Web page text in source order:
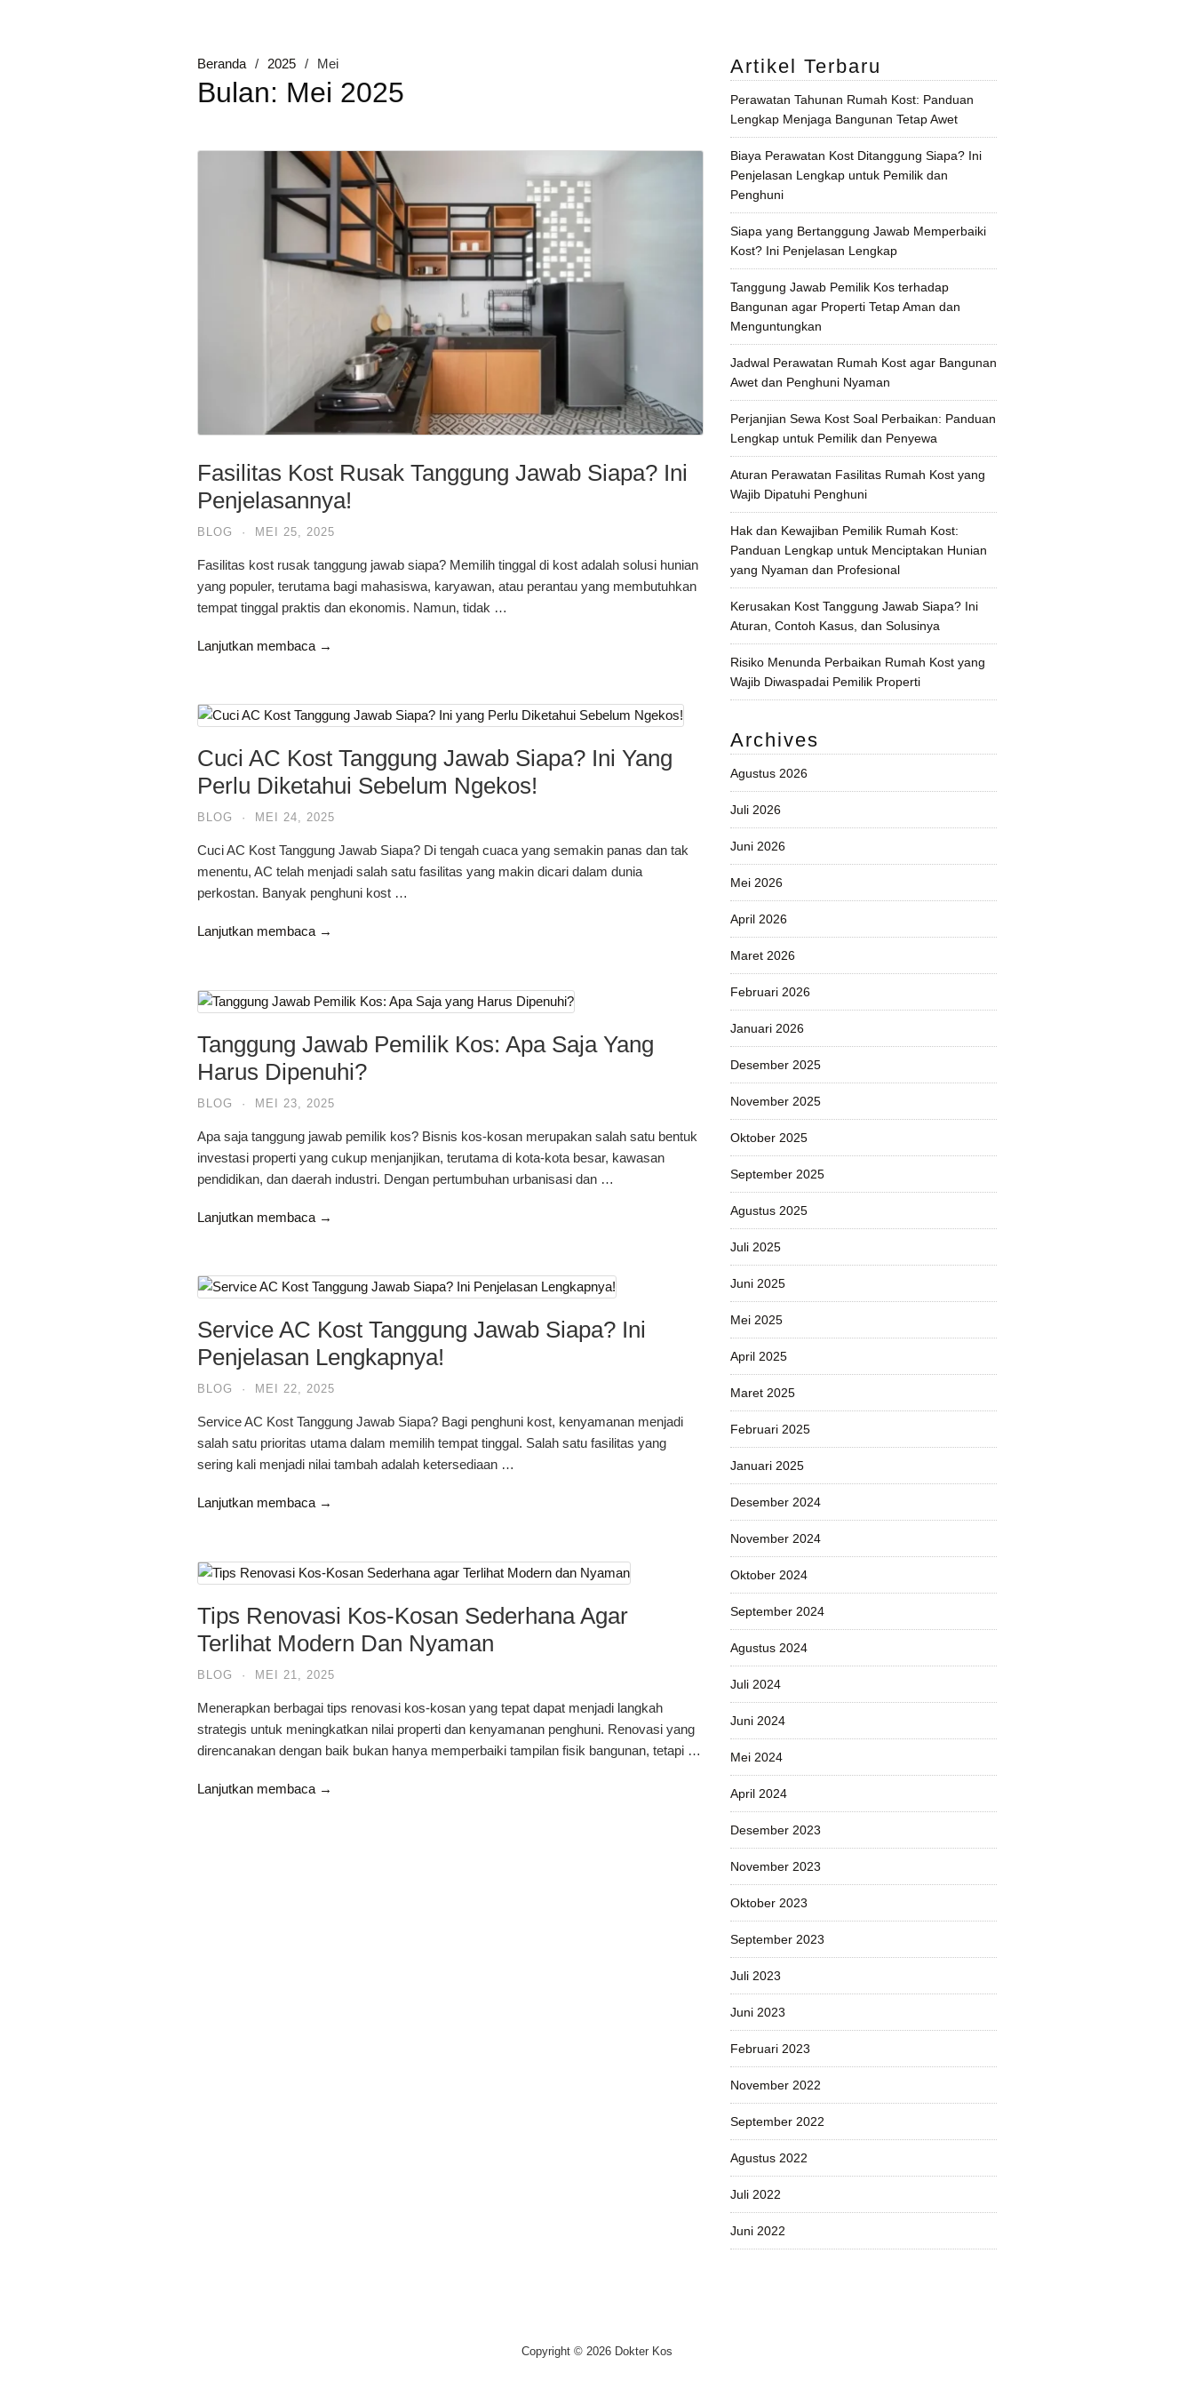
Beranda 2025 Mei
Bulan: Mei 2025
Fasilitas Kost Rusak Tanggung Jawab Siapa? Ini
Penjelasannya!
BLOG · MEI 25, 2025
Fasilitas kost rusak tanggung jawab siapa? Memilih tinggal di kost adalah solusi hunian
yang populer, terutama bagi mahasiswa, karyawan, atau perantau yang membutuhkan
tempat tinggal praktis dan ekonomis. Namun, tidak …
Lanjutkan membaca →
Cuci AC Kost Tanggung Jawab Siapa? Ini Yang
Perlu Diketahui Sebelum Ngekos!
BLOG · MEI 24, 2025
Cuci AC Kost Tanggung Jawab Siapa? Di tengah cuaca yang semakin panas dan tak
menentu, AC telah menjadi salah satu fasilitas yang makin dicari dalam dunia
perkostan. Banyak penghuni kost …
Lanjutkan membaca →
Tanggung Jawab Pemilik Kos: Apa Saja Yang
Harus Dipenuhi?
BLOG · MEI 23, 2025
Apa saja tanggung jawab pemilik kos? Bisnis kos-kosan merupakan salah satu bentuk
investasi properti yang cukup menjanjikan, terutama di kota-kota besar, kawasan
pendidikan, dan daerah industri. Dengan pertumbuhan urbanisasi dan …
Lanjutkan membaca →
Service AC Kost Tanggung Jawab Siapa? Ini
Penjelasan Lengkapnya!
BLOG · MEI 22, 2025
Service AC Kost Tanggung Jawab Siapa? Bagi penghuni kost, kenyamanan menjadi
salah satu prioritas utama dalam memilih tempat tinggal. Salah satu fasilitas yang
sering kali menjadi nilai tambah adalah ketersediaan …
Lanjutkan membaca →
Tips Renovasi Kos-Kosan Sederhana Agar
Terlihat Modern Dan Nyaman
BLOG · MEI 21, 2025
Menerapkan berbagai tips renovasi kos-kosan yang tepat dapat menjadi langkah
strategis untuk meningkatkan nilai properti dan kenyamanan penghuni. Renovasi yang
direncanakan dengan baik bukan hanya memperbaiki tampilan fisik bangunan, tetapi …
Lanjutkan membaca →
Artikel Terbaru
Perawatan Tahunan Rumah Kost: Panduan
Lengkap Menjaga Bangunan Tetap Awet
Biaya Perawatan Kost Ditanggung Siapa? Ini
Penjelasan Lengkap untuk Pemilik dan
Penghuni
Siapa yang Bertanggung Jawab Memperbaiki
Kost? Ini Penjelasan Lengkap
Tanggung Jawab Pemilik Kos terhadap
Bangunan agar Properti Tetap Aman dan
Menguntungkan
Jadwal Perawatan Rumah Kost agar Bangunan
Awet dan Penghuni Nyaman
Perjanjian Sewa Kost Soal Perbaikan: Panduan
Lengkap untuk Pemilik dan Penyewa
Aturan Perawatan Fasilitas Rumah Kost yang
Wajib Dipatuhi Penghuni
Hak dan Kewajiban Pemilik Rumah Kost:
Panduan Lengkap untuk Menciptakan Hunian
yang Nyaman dan Profesional
Kerusakan Kost Tanggung Jawab Siapa? Ini
Aturan, Contoh Kasus, dan Solusinya
Risiko Menunda Perbaikan Rumah Kost yang
Wajib Diwaspadai Pemilik Properti
Archives
Agustus 2026
Juli 2026
Juni 2026
Mei 2026
April 2026
Maret 2026
Februari 2026
Januari 2026
Desember 2025
November 2025
Oktober 2025
September 2025
Agustus 2025
Juli 2025
Juni 2025
Mei 2025
April 2025
Maret 2025
Februari 2025
Januari 2025
Desember 2024
November 2024
Oktober 2024
September 2024
Agustus 2024
Juli 2024
Juni 2024
Mei 2024
April 2024
Desember 2023
November 2023
Oktober 2023
September 2023
Juli 2023
Juni 2023
Februari 2023
November 2022
September 2022
Agustus 2022
Juli 2022
Juni 2022
Copyright © 2026 Dokter Kos